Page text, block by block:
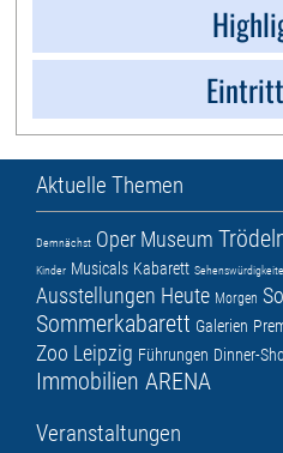
Aktuelle Themen
Demnächst Oper Museum
Kinder Musicals Kabarett
Ausstellungen Heute Morgen
Sommerkabarett Galerien
Zoo Leipzig Führungen Dinner-
Immobilien ARENA
Veranstaltungen